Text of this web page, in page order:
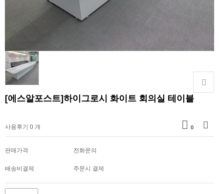
[에스알포스트]하이그로시 화이트 회의실 테이블
사용후기 0 개 0
판매가격 전화문의
배송비결제 주문시 결제